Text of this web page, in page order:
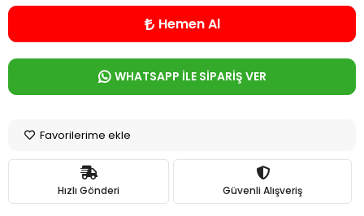
Hemen Al
WHATSAPP İLE SİPARİŞ VER
Favorilerime ekle
Hızlı Gönderi Güvenli Alışveriş